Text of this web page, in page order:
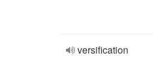
versification